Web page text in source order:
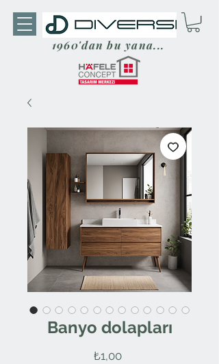
1960'dan bu yana...
Banyo dolapları
₺1,00Fiyat